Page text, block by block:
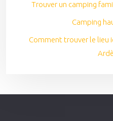
Trouver un camping
Camping
Comment trouver le lieu